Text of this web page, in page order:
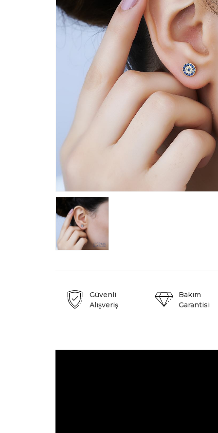
Güvenli
Alışveriş
Bakım
Garantisi